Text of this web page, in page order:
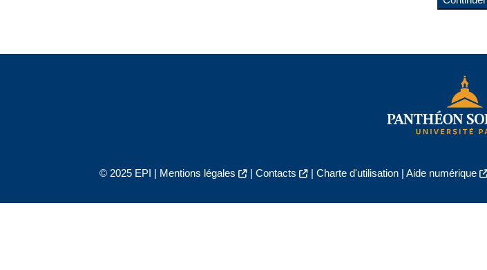
© 2025 EPI | Mentions légales | Contacts | Charte d'utilisation| Aide numérique